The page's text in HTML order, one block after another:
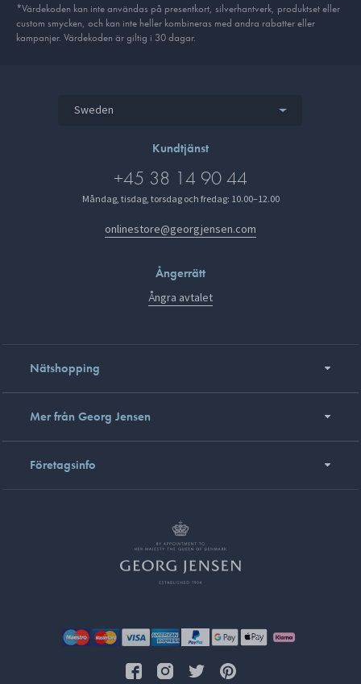
*Värdekoden kan inte användas på presentkort, silverhantverk, produkt­set eller
custom smycken, och kan inte heller kombineras med andra rabatter eller
kampanjer. Värdekoden är giltig i 30 dagar.
Sweden
Kundtjänst
+45 38 14 90 44
Måndag, tisdag, torsdag och fredag: 10.00–12.00
onlinestore@georgjensen.com
Ångerrätt
Ångra avtalet
Nätshopping
Mer från Georg Jensen
Företagsinfo